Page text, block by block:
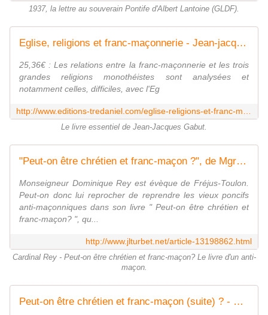
1937, la lettre au souverain Pontife d'Albert Lantoine (GLDF).
Eglise, religions et franc-maçonnerie - Jean-jacques Gabut
25,36€ : Les relations entre la franc-maçonnerie et les trois
grandes religions monothéistes sont analysées et
notamment celles, difficiles, avec l'Eg
Le livre essentiel de Jean-Jacques Gabut.
"Peut-on être chrétien et franc-maçon ?", de Mgr Dominique Rey. - Bloc notes de Jean-Laurent, sur la Franc-Maçonnerie et les Spiritualités.
Monseigneur Dominique Rey est évèque de Fréjus-Toulon.
Peut-on donc lui reprocher de reprendre les vieux poncifs
anti-maçonniques dans son livre " Peut-on être chrétien et
franc-maçon? ", qu...
http://www.jlturbet.net/article-13198862.html
Cardinal Rey - Peut-on être chrétien et franc-maçon? Le livre d'un anti-
maçon.
Peut-on être chrétien et franc-maçon (suite) ? - Bloc notes de Jean-Laurent, sur la Franc-Maçonnerie et les Spiritualités.